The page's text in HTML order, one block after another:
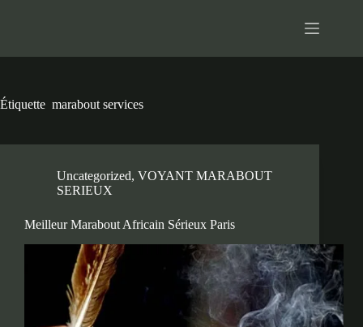
Étiquette marabout services
Uncategorized, VOYANT MARABOUT
SERIEUX
Meilleur Marabout Africain Sérieux Paris